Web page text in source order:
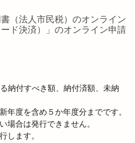
（法人市民税）のオンライン
ド決済）
」のオンライン申請
納付すべき額、納付済額、未納
年度を含め５か年度分までです。
場合は発行できません。
します。